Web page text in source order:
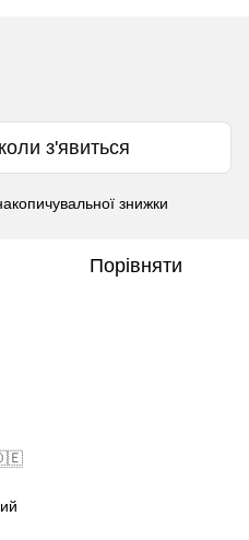
з'явиться
знижки
Порівняти
🇩🇪